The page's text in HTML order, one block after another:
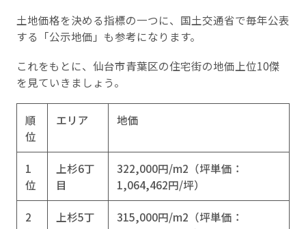
土地価格を決める指標の一つに、国土交通省で毎年公表
する「公示地価」も参考になります。
これをもとに、仙台市青葉区の住宅街の地価上位10傑
を見ていきましょう。
順
位
エリア 地価
1
位
上杉6丁
目
322,000円/m2（坪単価：
1,064,462円/坪）
2
上杉5丁
315,000円/m2（坪単価：